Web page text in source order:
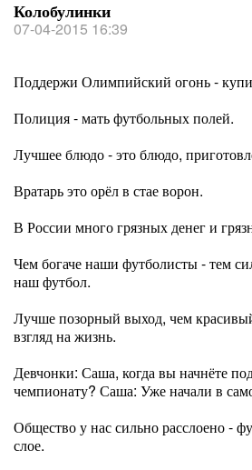
Колобулинки
07-04-2015 16:39
Поддержи Олимпийский огонь -
Полиция - мать футбольных полей.
Лучшее блюдо - это блюдо,
Вратарь это орёл в стае ворон.
В России много грязных денег и
Чем богаче наши футболисты - тем
наш футбол.
Лучше позорный выход, чем
взгляд на жизнь.
Девчонки: Саша, когда вы начнёте
чемпионату? Саша: Уже начали в
Общество у нас сильно расслоено -
слое.